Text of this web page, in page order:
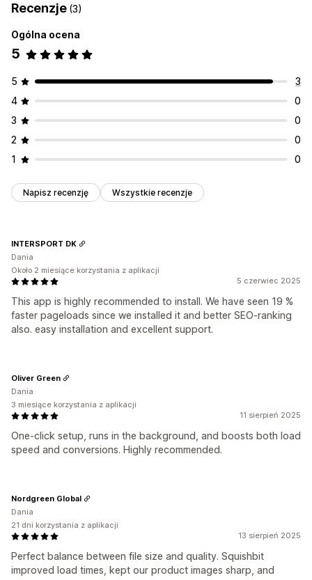
Recenzje (3)
Ogólna ocena
5
5
3
4
0
3
0
2
0
1
0
Napisz recenzję Wszystkie recenzje
5 czerwiec 2025
This app is highly recommended to install. We have seen 19 %
faster pageloads since we installed it and better SEO-ranking
also. easy installation and excellent support.
INTERSPORT DK
Dania
Około 2 miesiące korzystania z aplikacji
11 sierpień 2025
One-click setup, runs in the background, and boosts both load
speed and conversions. Highly recommended.
Oliver Green
Dania
3 miesiące korzystania z aplikacji
13 sierpień 2025
Perfect balance between file size and quality. Squishbit
improved load times, kept our product images sharp, and
Nordgreen Global
Dania
21 dni korzystania z aplikacji